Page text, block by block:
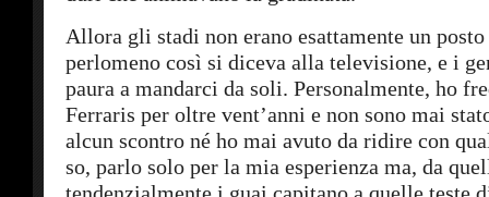
Allora gli stadi non erano esattamente un
perlomeno così si diceva alla televisione, e i
paura a mandarci da soli. Personalmente, ho
Ferraris per oltre vent’anni e non sono mai
alcun scontro né ho mai avuto da ridire con
so, parlo solo per la mia esperienza ma, da